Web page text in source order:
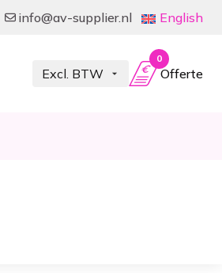
info@av-supplier.nl English
0
Offerte